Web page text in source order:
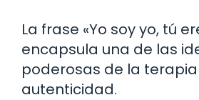
La frase «Yo soy yo, tú
encapsula una de las
poderosas de la
autenticidad.